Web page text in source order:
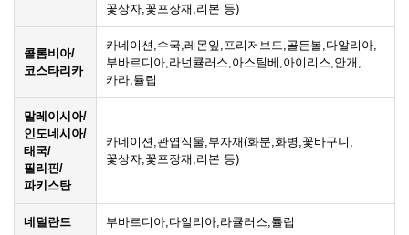
꽃상자,꽃포장재,리본 등)
콜롬비아/
코스타리카
카네이션,수국,레몬잎,프리저브드,골든볼,다알리아,
부바르디아,라넌큘러스,아스틸베,아이리스,안개,
카라,튤립
말레이시아/
인도네시아/
태국/
필리핀/
파키스탄
카네이션,관엽식물,부자재(화분,화병,꽃바구니,
꽃상자,꽃포장재,리본 등)
네덜란드 부바르디아,다알리아,라큘러스,튤립